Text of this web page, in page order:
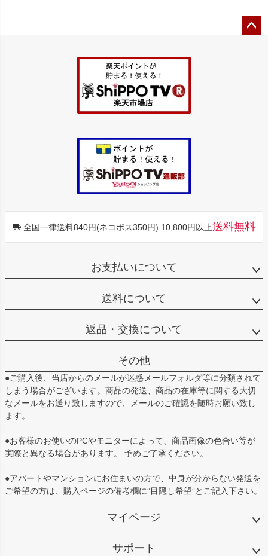
全国一律送料840円(ネコポス350円) 10,800円以上送料無料
お支払いについて
送料について
返品・交換について
その他
●ご購入後、当店からのメールが迷惑メールフォルダ等に分類されて
しまう場合がございます。商品の発送、商品の在庫等に関する大切
なメールをお送り致しますので、メールのご確認を随時お願い致し
ます。
●お客様のお使いのPCやモニターによって、商品画像の色合い等が
実際と異なる場合があります。 予めご了承ください。
●アパートやマンションにお住まいの方で、中身が分からない発送を
ご希望の方は、購入ページの備考欄に”目隠し希望”とご記入下さい。
マイページ
サポート